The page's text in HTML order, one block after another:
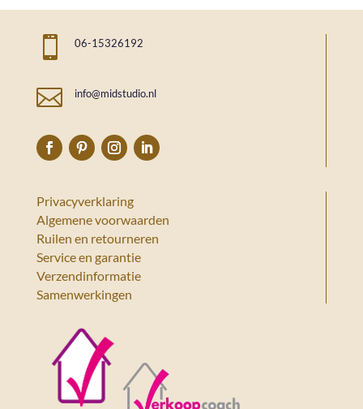
 06-15326192
 info@midstudio.nl
Privacyverklaring
Algemene voorwaarden
Ruilen en retourneren
Service en garantie
Verzendinformatie
Samenwerkingen